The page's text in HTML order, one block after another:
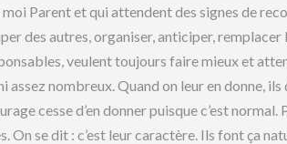
Parent et qui attendent des signes de
des autres, organiser, anticiper,
veulent toujours faire mieux et
assez nombreux. Quand on leur en donne, ils
cesse d’en donner puisque c’est
On se dit : c’est leur caractère. Ils font ça